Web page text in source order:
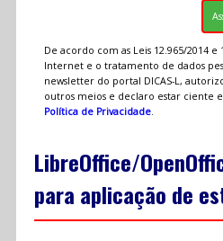
De acordo com as Leis 12.965/2014
Internet e o tratamento de dados
newsletter do portal DICAS-L,
outros meios e declaro estar ciente
Política de Privacidade.
LibreOffice/
para aplicação de